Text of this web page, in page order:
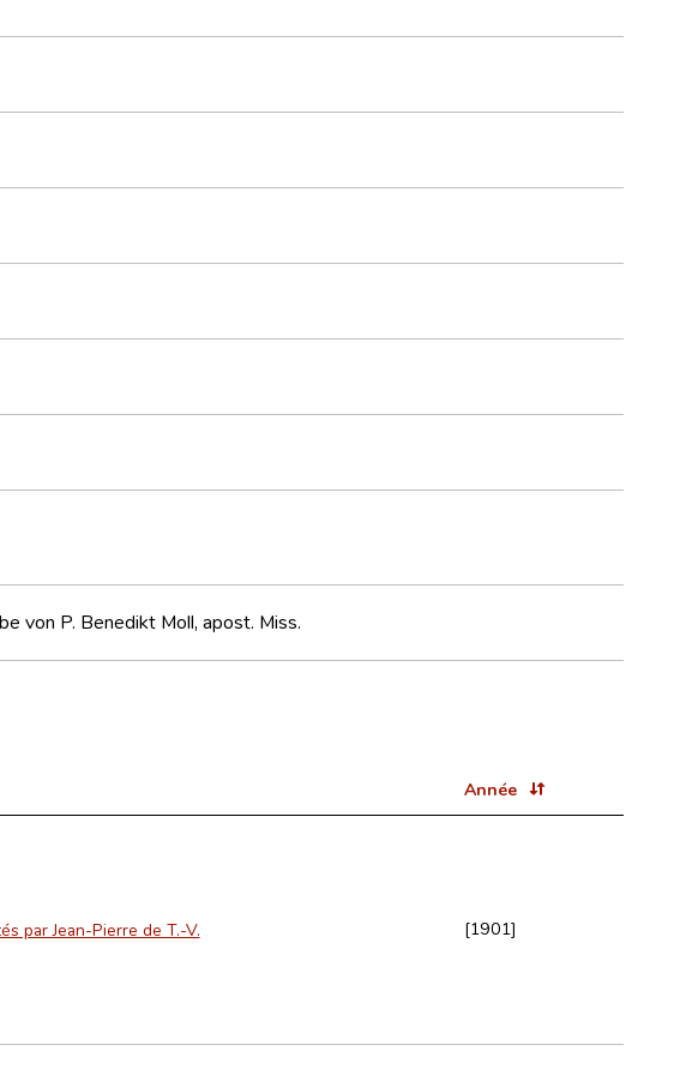
von P. Benedikt Moll, apost. Miss.
Année
par Jean-Pierre de T.-V. [1901]